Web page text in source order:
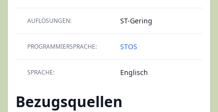
AUFLÖSUNGEN: ST-Gering
PROGRAMMIERSPRACHE: STOS
SPRACHE: Englisch
Bezugsquellen